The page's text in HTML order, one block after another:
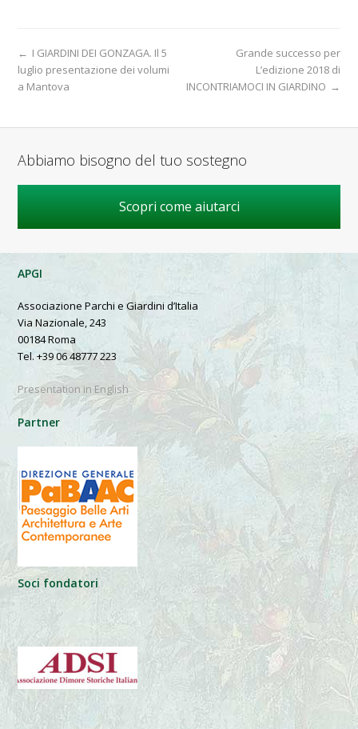
Grande successo per
L’edizione 2018 di
INCONTRIAMOCI IN GIARDINO →
← I GIARDINI DEI GONZAGA. Il 5
luglio presentazione dei volumi
a Mantova
Abbiamo bisogno del tuo sostegno
Scopri come aiutarci
APGI
Associazione Parchi e Giardini d’Italia
Via Nazionale, 243
00184 Roma
Tel. +39 06 48777 223
Presentation in English
Partner
Soci fondatori